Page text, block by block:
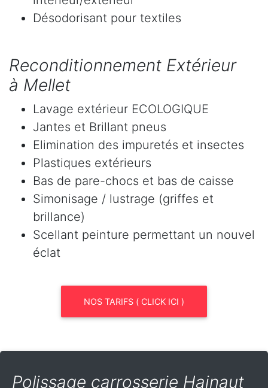
Désodorisant pour textiles
Reconditionnement Extérieur
à Mellet
Lavage extérieur ECOLOGIQUE
Jantes et Brillant pneus
Elimination des impuretés et insectes
Plastiques extérieurs
Bas de pare-chocs et bas de caisse
Simonisage / lustrage (griffes et
brillance)
Scellant peinture permettant un nouvel
éclat
NOS TARIFS ( CLICK ICI )
Polissage carrosserie Hainaut